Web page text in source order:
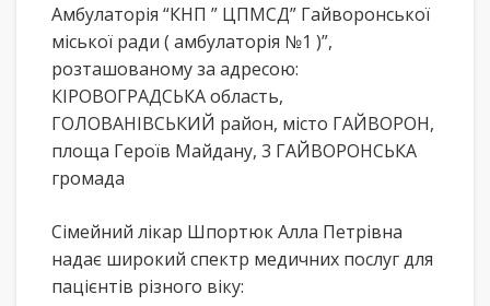
Амбулаторія “КНП ” ЦПМСД” Гайворонської
міської ради ( амбулаторія №1 )”,
розташованому за адресою:
КІРОВОГРАДСЬКА область,
ГОЛОВАНІВСЬКИЙ район, місто ГАЙВОРОН,
площа Героїв Майдану, 3 ГАЙВОРОНСЬКА
громада
Сімейний лікар Шпортюк Алла Петрівна
надає широкий спектр медичних послуг для
пацієнтів різного віку: